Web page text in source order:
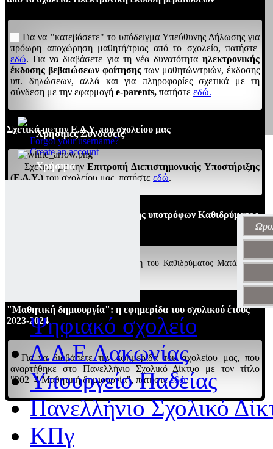
Για να "κατεβάσετε" το υπόδειγμα Υπεύθυνης Δήλωσης για
πρόωρη αποχώρηση μαθητή/τριας από το σχολείο, πατήστε
εδώ. Για να διαβάσετε για τη νέα δυνατότητα ηλεκτρονικής
έκδοσης βεβαιώσεων φοίτησης των μαθητών/τριών, έκδοσης
υπ. δηλώσεων, αλλά και για πληροφορίες σχετικά με τη
σύνδεση με την εφαρμογή e-parents, πατήστε εδώ.
Σχετικά με την Ε.Δ.Υ. του σχολείου μας
Σχετικά με τηνΕπιτροπή Διεπιστημονικής Υποστήριξης
(Ε.Δ.Υ.)του σχολείου μας, πατήστε εδώ.
4/9/2024: Προκήρυξη πρόσληψης υποτρόφων Καθιδρύματος
Για να διαβάσετε την προκήρυξη του Καθιδρύματος Ματάλα για
"Μαθητική δημιουργία": η εφημερίδα του σχολικού έτους
2023-2024
Για να διαβάσετε την εφημερίδα του σχολείου μας, που
αναρτήθηκε στο Πανελλήνιο Σχολικό Δίκτυο με τον τίτλο
"202_4 Μαθητική δημιουργία", πατήστεεδώ.
Forgot your username?
Create an account
Χρήσιμα
Χρήσιμες Συνδέσεις
Ψηφιακό σχολείο
Δ.Δ.Ε Λακωνίας
Υπουργείο Παδείας
Πανελλήνιο Σχολικό
ΚΠγ